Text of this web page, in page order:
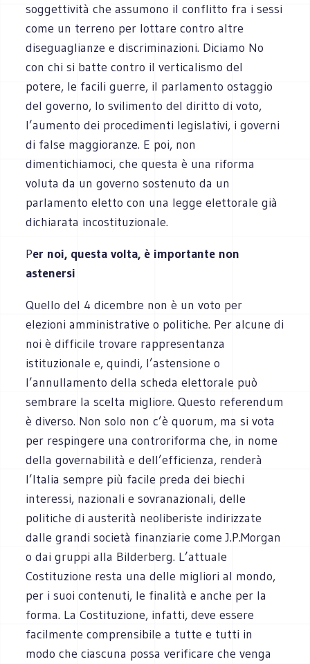
soggettività che assumono il conflitto fra i sessi
come un terreno per lottare contro altre
diseguaglianze e discriminazioni. Diciamo No
con chi si batte contro il verticalismo del
potere, le facili guerre, il parlamento ostaggio
del governo, lo svilimento del diritto di voto,
l’aumento dei procedimenti legislativi, i governi
di false maggioranze. E poi, non
dimentichiamoci, che questa è una riforma
voluta da un governo sostenuto da un
parlamento eletto con una legge elettorale già
dichiarata incostituzionale.
Per noi, questa volta, è importante non
astenersi
Quello del 4 dicembre non è un voto per
elezioni amministrative o politiche. Per alcune di
noi è difficile trovare rappresentanza
istituzionale e, quindi, l’astensione o
l’annullamento della scheda elettorale può
sembrare la scelta migliore. Questo referendum
è diverso. Non solo non c’è quorum, ma si vota
per respingere una controriforma che, in nome
della governabilità e dell’efficienza, renderà
l’Italia sempre più facile preda dei biechi
interessi, nazionali e sovranazionali, delle
politiche di austerità neoliberiste indirizzate
dalle grandi società finanziarie come J.P.Morgan
o dai gruppi alla Bilderberg. L’attuale
Costituzione resta una delle migliori al mondo,
per i suoi contenuti, le finalità e anche per la
forma. La Costituzione, infatti, deve essere
facilmente comprensibile a tutte e tutti in
modo che ciascuna possa verificare che venga